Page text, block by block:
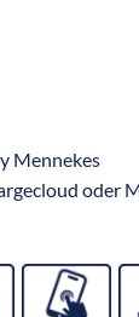
Mennekes
oder